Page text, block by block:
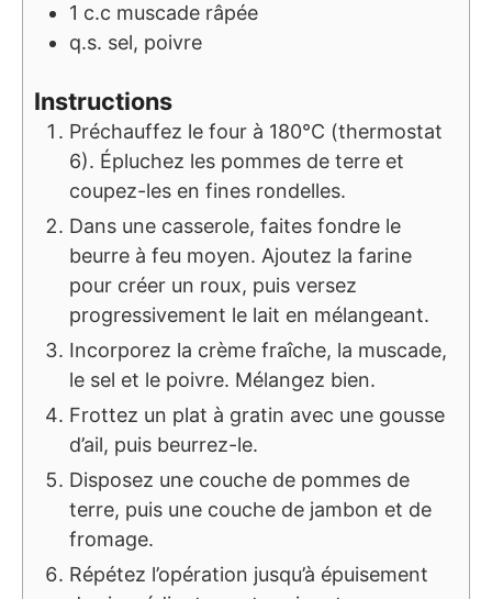
1 c.c muscade râpée
q.s. sel, poivre
Instructions
Préchauffez le four à 180°C (thermostat
6). Épluchez les pommes de terre et
coupez-les en fines rondelles.
Dans une casserole, faites fondre le
beurre à feu moyen. Ajoutez la farine
pour créer un roux, puis versez
progressivement le lait en mélangeant.
Incorporez la crème fraîche, la muscade,
le sel et le poivre. Mélangez bien.
Frottez un plat à gratin avec une gousse
d’ail, puis beurrez-le.
Disposez une couche de pommes de
terre, puis une couche de jambon et de
fromage.
Répétez l’opération jusqu’à épuisement